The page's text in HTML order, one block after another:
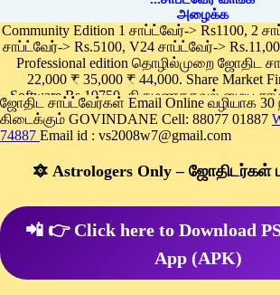
Community Edition 1 சாப்ட்வேர்-> Rs1100, 2
சாப்ட்வேர்-> Rs.5100, V24 சாப்ட்வேர்->
Professional edition தொழில்முறை ஜோதிட
22,000 ₹ 35,000 ₹ 44,000. Share Market
Software Rs.19750, திருமணதகவல் மைய
Phone App Rs. 1100
Pay online
ஜோதிட சாப்ட்வேர்கள் Email Online வழியாக 30
கிடைக்கும் GOVINDANE Cell: 88077 01887
74887 Email id : vs2008w7@gmail.com
🔯 Astrologers Only – ஜோதிடர்கள்
📲 👉 Click here to Download
App (APK)